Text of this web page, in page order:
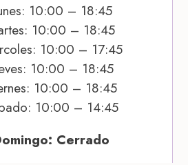
10:00 – 18:45
10:00 – 18:45
10:00 – 17:45
10:00 – 18:45
10:00 – 18:45
10:00 – 14:45
Cerrado